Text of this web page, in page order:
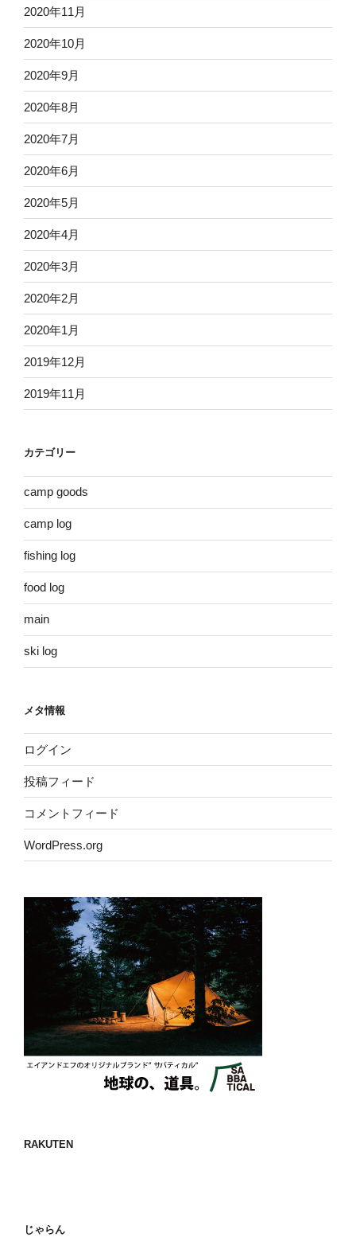
2020年11月
2020年10月
2020年9月
2020年8月
2020年7月
2020年6月
2020年5月
2020年4月
2020年3月
2020年2月
2020年1月
2019年12月
2019年11月
カテゴリー
camp goods
camp log
fishing log
food log
main
ski log
メタ情報
ログイン
投稿フィード
コメントフィード
WordPress.org
RAKUTEN